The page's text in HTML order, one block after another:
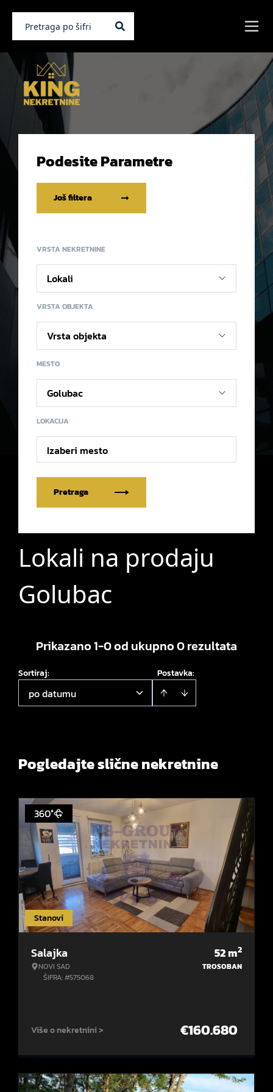
Podesite Parametre
Još filtera
VRSTA NEKRETNINE
VRSTA OBJEKTA
MESTO
LOKACIJA
Izaberi mesto
Pretraga
Lokali na prodaju
Golubac
Prikazano 1-0 od ukupno 0 rezultata
Postavka:
Sortiraj:
po datumu
Pogledajte slične nekretnine
Stanovi
360°
Salajka
NOVI SAD
ŠIFRA: #575068
52m2
TROSOBAN
Više o nekretnini > €160.680